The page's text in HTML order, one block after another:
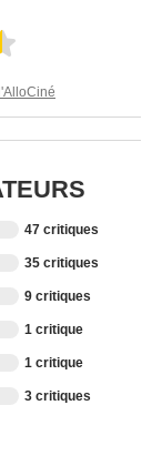
47 critiques
35 critiques
9 critiques
1 critique
1 critique
3 critiques